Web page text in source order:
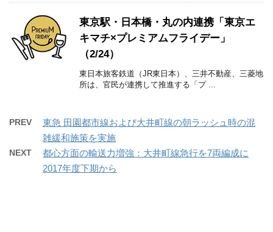
東京駅・日本橋・丸の内連携「東京エ
キマチ×プレミアムフライデー」
（2/24）
東日本旅客鉄道（JR東日本）、三井不動産、三菱地
所は、官民が連携して推進する「プ ...
PREV
東急 田園都市線および大井町線の朝ラッシュ時の混
雑緩和施策を実施
NEXT
都心方面の輸送力増強：大井町線急行を7両編成に
2017年度下期から